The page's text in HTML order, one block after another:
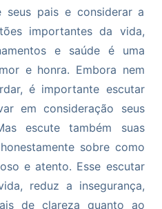
pais e considerar a
importantes da vida,
e saúde é uma
e honra. Embora nem
é importante escutar
em consideração seus
escute também suas
sobre como
e atento. Esse escutar
reduz a insegurança,
de clareza quanto ao